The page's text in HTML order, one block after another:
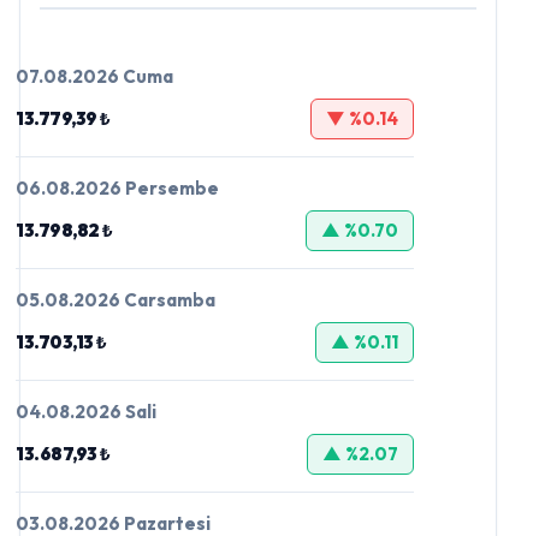
07.08.2026 Cuma
13.779,39 ₺
▼ %0.14
06.08.2026 Persembe
13.798,82 ₺
▲ %0.70
05.08.2026 Carsamba
13.703,13 ₺
▲ %0.11
04.08.2026 Sali
13.687,93 ₺
▲ %2.07
03.08.2026 Pazartesi